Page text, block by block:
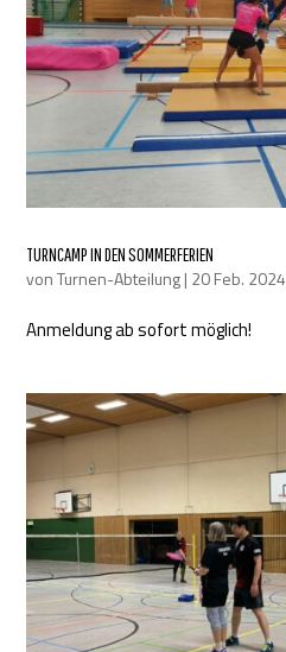
TURNCAMP IN DEN SOMMERFERIEN
vonTurnen-Abteilung| 20 Feb. 2024
Anmeldung ab sofort möglich!